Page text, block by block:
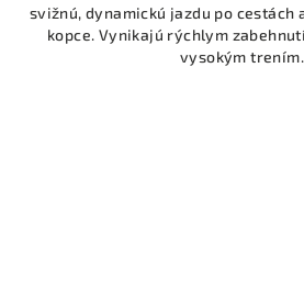
svižnú, dynamickú jazdu po cestách
kopce. Vynikajú rýchlym
vysokým